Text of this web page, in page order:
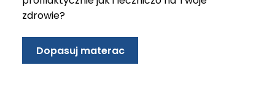
zdrowie?
Dopasuj materac